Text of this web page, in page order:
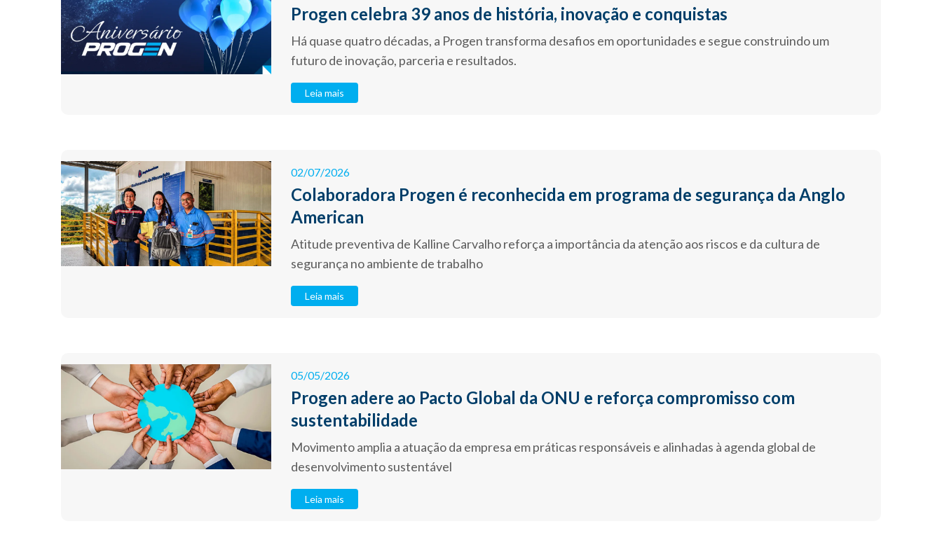
Progen celebra 39 anos de história, inovação e conquistas
Há quase quatro décadas, a Progen transforma desafios em oportunidades e segue construindo um
futuro de inovação, parceria e resultados.
Leia mais
02/07/2026
Colaboradora Progen é reconhecida em programa de segurança da Anglo
American
Atitude preventiva de Kalline Carvalho reforça a importância da atenção aos riscos e da cultura de
segurança no ambiente de trabalho
Leia mais
05/05/2026
Progen adere ao Pacto Global da ONU e reforça compromisso com
sustentabilidade
Movimento amplia a atuação da empresa em práticas responsáveis e alinhadas à agenda global de
desenvolvimento sustentável
Leia mais